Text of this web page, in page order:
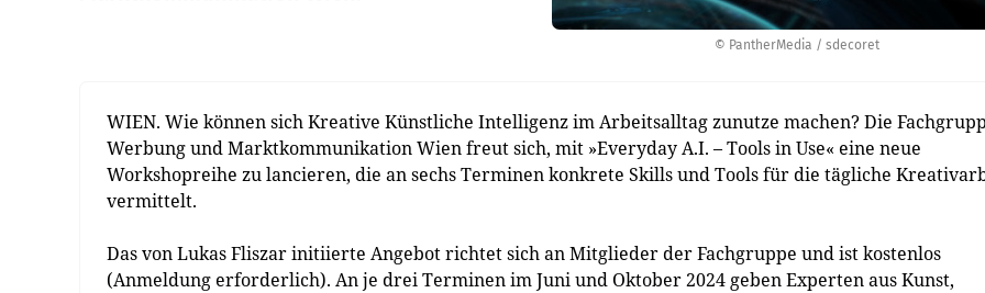
© PantherMedia / sdecoret
WIEN. Wie können sich Kreative Künstliche Intelligenz im Arbeitsalltag zunutze machen? Die
Werbung und Marktkommunikation Wien freut sich, mit »Everyday A.I. – Tools in Use« eine neue
Workshopreihe zu lancieren, die an sechs Terminen konkrete Skills und Tools für die tägliche
vermittelt.
Das von Lukas Fliszar initiierte Angebot richtet sich an Mitglieder der Fachgruppe und ist kostenlos
(Anmeldung erforderlich). An je drei Terminen im Juni und Oktober 2024 geben Experten aus Kunst,